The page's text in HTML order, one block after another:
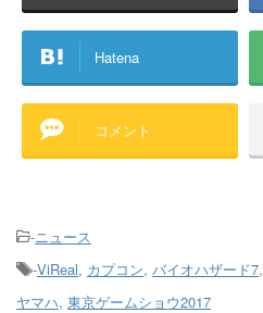
Hatena
コメント
-ニュース
-ViReal, カプコン, バイオハザード7,
ヤマハ, 東京ゲームショウ2017